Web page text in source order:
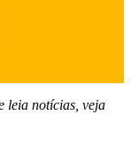
leia notícias, veja